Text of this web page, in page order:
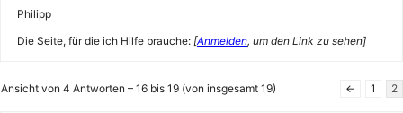
Philipp
Die Seite, für die ich Hilfe brauche: [Anmelden, um den Link zu sehen]
Ansicht von 4 Antworten – 16 bis 19 (von insgesamt 19) ← 1 2